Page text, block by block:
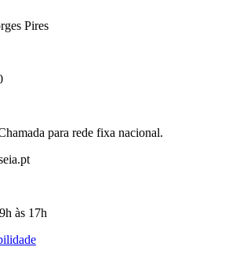
Pires
para rede fixa nacional.
às 17h